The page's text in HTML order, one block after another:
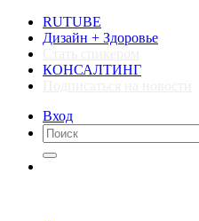
RUTUBE
Дизайн + Здоровье
КОНСАЛТИНГ
Вход